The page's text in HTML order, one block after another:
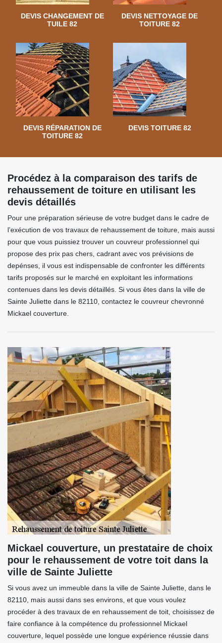
DEVIS CHANGEMENT DE
TUILE 82
DEVIS NETTOYAGE DE
TOITURE 82
DEVIS RÉPARATION DE
TOITURE 82
DEVIS TOITURE 82
Procédez à la comparaison des tarifs de
rehaussement de toiture en utilisant les
devis détaillés
Pour une préparation sérieuse de votre budget dans le cadre de
l’exécution de vos travaux de rehaussement de toiture, mais aussi
pour que vous puissiez trouver un couvreur professionnel qui
propose des prix pas chers, cadrant avec vos prévisions de
depénses, il vous est indispensable de confronter les différents
tarifs proposés sur le marché en exploitant les informations
contenues dans les devis détaillés. Si vous êtes dans la ville de
Sainte Juliette dans le 82110, contactez le couvreur chevronné
Mickael couverture.
Mickael couverture, un prestataire de choix
pour le rehaussement de votre toit dans la
ville de Sainte Juliette
Si vous avez un immeuble dans la ville de Sainte Juliette, dans le
82110, mais aussi dans ses environs, et que vous voulez
procéder à des travaux de en rehaussement de toit, choisissez de
faire confiance à la compétence du professionnel Mickael
couverture, lequel possède une longue expérience réussie dans